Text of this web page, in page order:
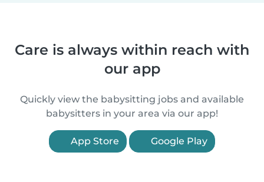
Care is always within reach with
our app
Quickly view the babysitting jobs and available
babysitters in your area via our app!
App Store Google Play